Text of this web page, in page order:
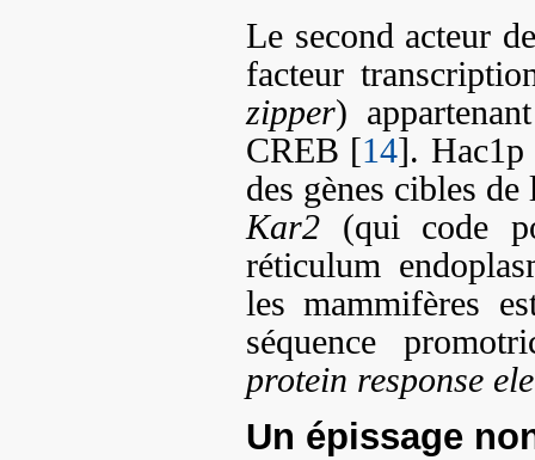
Le second acteur
facteur
zipper)
CREB [14]. Hac1p
des gènes cibles
Kar2 (qui code
réticulum
les mammifères
séquence
protein response
Un épissage